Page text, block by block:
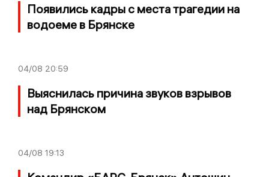
Появились кадры с места трагедии на
водоеме в Брянске
04/08 20:59
Выяснилась причина звуков взрывов
над Брянском
04/08 19:13